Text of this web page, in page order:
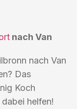
nach Van
nach Van
Das
Koch
helfen!